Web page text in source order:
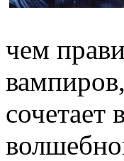
чем
сочетает